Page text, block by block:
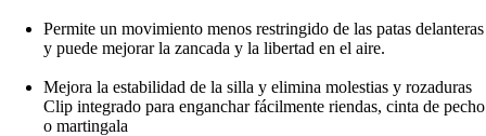
Permite un movimiento menos restringido de las patas delanteras
y puede mejorar la zancada y la libertad en el aire.
Mejora la estabilidad de la silla y elimina molestias y rozaduras
Clip integrado para enganchar fácilmente riendas, cinta de pecho
o martingala